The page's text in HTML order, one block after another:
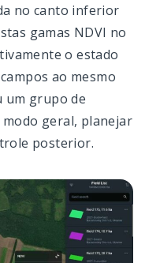
no canto inferior
gamas NDVI no
o estado
ao mesmo
um grupo de
geral, planejar
posterior.